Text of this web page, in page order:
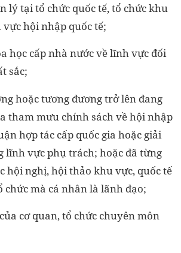
lý tại tổ chức quốc tế, tổ chức khu
hội nhập quốc tế;
học cấp nhà nước về lĩnh vực đối
sắc;
hoặc tương đương trở lên đang
tham mưu chính sách về hội nhập
hợp tác cấp quốc gia hoặc giải
lĩnh vực phụ trách; hoặc đã từng
hội nghị, hội thảo khu vực, quốc tế
chức mà cá nhân là lãnh đạo;
cơ quan, tổ chức chuyên môn